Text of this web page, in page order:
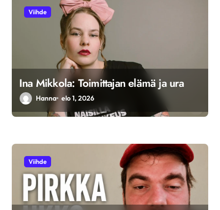
Viihde
Ina Mikkola: Toimittajan elämä ja ura
Hanna elo 1, 2026
Viihde